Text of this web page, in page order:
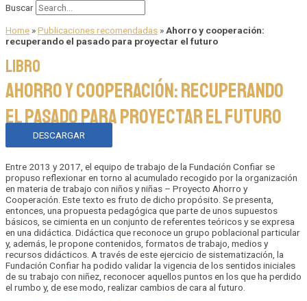
Buscar
Home »Publicaciones recomendadas »Ahorro y cooperación:
recuperando el pasado para proyectar el futuro
Libro
Ahorro y cooperación: recuperando
el pasado para proyectar el futuro
DESCARGAR
Entre 2013 y 2017, el equipo de trabajo de la Fundación Confiar se
propuso reflexionar en torno al acumulado recogido por la organización
en materia de trabajo con niños y niñas – Proyecto Ahorro y
Cooperación. Este texto es fruto de dicho propósito. Se presenta,
entonces, una propuesta pedagógica que parte de unos supuestos
básicos, se cimienta en un conjunto de referentes teóricos y se expresa
en una didáctica. Didáctica que reconoce un grupo poblacional particular
y, además, le propone contenidos, formatos de trabajo, medios y
recursos didácticos. A través de este ejercicio de sistematización, la
Fundación Confiar ha podido validar la vigencia de los sentidos iniciales
de su trabajo con niñez, reconocer aquellos puntos en los que ha perdido
el rumbo y, de ese modo, realizar cambios de cara al futuro.